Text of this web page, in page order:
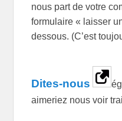
nous part de votre
formulaire « laisser
dessous. (C’est
Dites-nous
aimeriez nous voir